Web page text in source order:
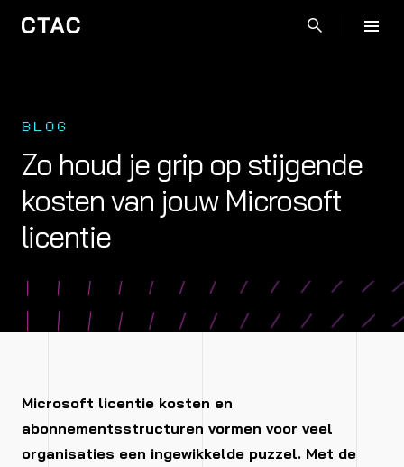
BLOG
Zo houd je grip op stijgende
kosten van jouw Microsoft
licentie
Microsoft licentie kosten en
abonnementsstructuren vormen voor veel
organisaties een ingewikkelde puzzel. Met de